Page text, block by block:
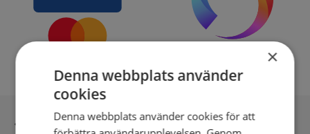
Inga kopior till omfrågad
×
Denna webbplats använder
cookies
Denna webbplats använder cookies för att